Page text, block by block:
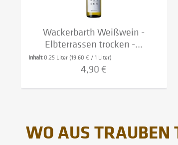
Wackerbarth Weißwein -
Elbterrassen trocken -...
Inhalt0.25 Liter (19,60 € / 1 Liter)
4,90 €
WO AUS TRAUBEN